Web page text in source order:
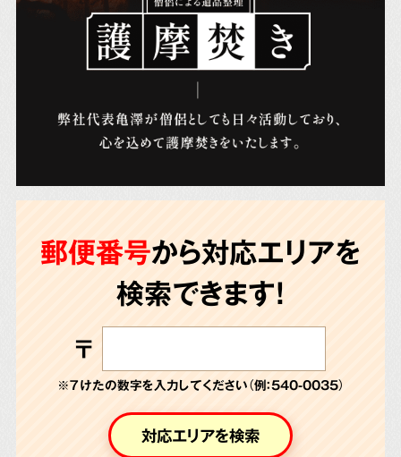
郵便番号から対応エリアを
検索できます!
〒
※７けたの数字を入力してください（例：540-0035）
対応エリアを検索